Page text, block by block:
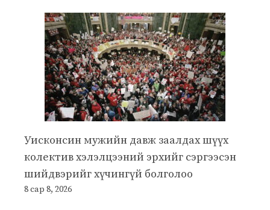
Уисконсин мужийн давж заалдах шүүх
колектив хэлэлцээний эрхийг сэргээсэн
шийдвэрийг хүчингүй болголоо
8 сар 8, 2026